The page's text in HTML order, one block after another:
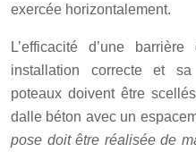
exercée horizontalement.
L’efficacité d’une
installation correcte et
poteaux doivent être
dalle béton avec un
pose doit être réalisée de